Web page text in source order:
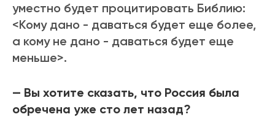
уместно будет процитировать Библию:
<Кому дано - даваться будет еще более,
а кому не дано - даваться будет еще
меньше>.
— Вы хотите сказать, что Россия была
обречена уже сто лет назад?